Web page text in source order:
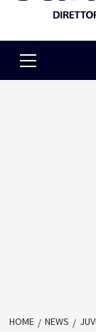
Menu
HOME NEWS